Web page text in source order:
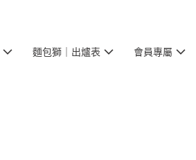
麵包獅｜出爐表 會員專屬